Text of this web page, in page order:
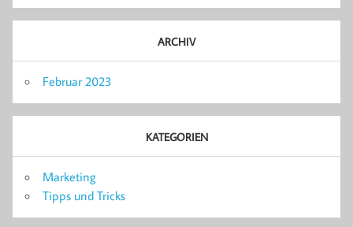
ARCHIV
Februar 2023
KATEGORIEN
Marketing
Tipps und Tricks